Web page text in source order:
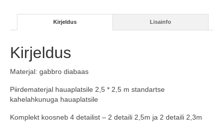
Kirjeldus Lisainfo
Kirjeldus
Materjal: gabbro diabaas
Piirdematerjal hauaplatsile 2,5 * 2,5 m standartse
kahelahkunuga hauaplatsile
Komplekt koosneb 4 detailist – 2 detaili 2,5m ja 2 detaili 2,3m